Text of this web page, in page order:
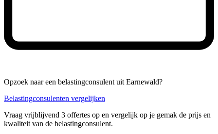
Opzoek naar een belastingconsulent uit Earnewald?
Belastingconsulenten vergelijken
Vraag vrijblijvend 3 offertes op en vergelijk op je gemak de prijs en
kwaliteit van de belastingconsulent.